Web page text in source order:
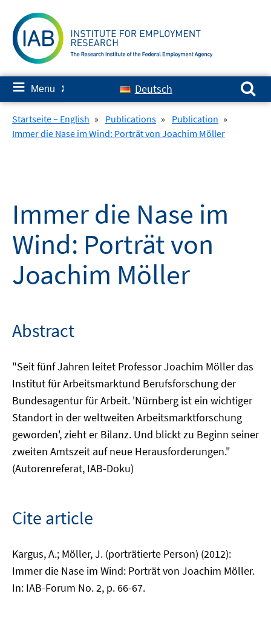
content
≡ Menu ✘ Deutsch
Search for:
Startseite – English » Publications » Publication »
Immer die Nase im Wind: Porträt von Joachim Möller
Immer die Nase im
Wind: Porträt von
Joachim Möller
Abstract
"Seit fünf Jahren leitet Professor Joachim Möller das
Institut für Arbeitsmarktund Berufsforschung der
Bundesagentur für Arbeit. 'Nürnberg ist ein wichtiger
Standort in der weltweiten Arbeitsmarktforschung
geworden', zieht er Bilanz. Und blickt zu Beginn seiner
zweiten Amtszeit auf neue Herausforderungen."
(Autorenreferat, IAB-Doku)
Cite article
Kargus, A.; Möller, J. (porträtierte Person) (2012):
Immer die Nase im Wind: Porträt von Joachim Möller.
In: IAB-Forum No. 2, p. 66-67.